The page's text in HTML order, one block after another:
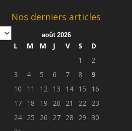
Nos derniers articles
août 2026
L M M J V S
D
1
2
3
4 5 6 7 8
9
10
11 12 13 14 15
16
17 18 19 20 21 22 23
24 25 26 27 28 29
30